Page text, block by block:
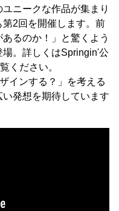
ニークな作品が集まり
2回を開催します。前
るのか！」と驚くよう
。詳しくはSpringin'公
ください。
インする？」を考える
発想を期待しています